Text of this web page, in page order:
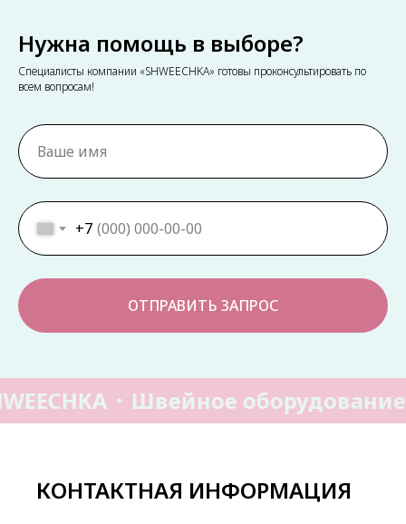
Нужна помощь в выборе?
Специалисты компании «SHWEECHKA» готовы проконсультировать по
всем вопросам!
+7
ОТПРАВИТЬ ЗАПРОС
Швейное оборудование
КОНТАКТНАЯ ИНФОРМАЦИЯ